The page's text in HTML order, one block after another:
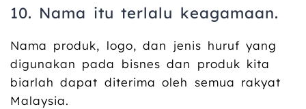
10. Nama itu terlalu keagamaan.
Nama produk, logo, dan jenis huruf yang
digunakan pada bisnes dan produk kita
biarlah dapat diterima oleh semua rakyat
Malaysia.